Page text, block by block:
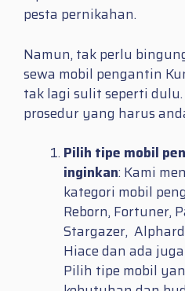
pesta pernikahan.
Namun, tak perlu
sewa mobil pengantin
tak lagi sulit seperti
prosedur yang harus
Pilih tipe mobil
inginkan: Kami
kategori mobil
Reborn, Fortuner,
Stargazer,
Hiace dan ada
Pilih tipe mobil